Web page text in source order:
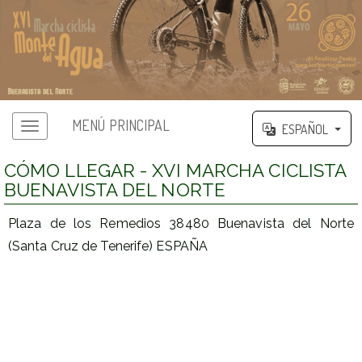
MENÚ PRINCIPAL ESPAÑOL
CÓMO LLEGAR - XVI MARCHA CICLISTA
BUENAVISTA DEL NORTE
Plaza de los Remedios 38480 Buenavista del Norte
(Santa Cruz de Tenerife) ESPAÑA